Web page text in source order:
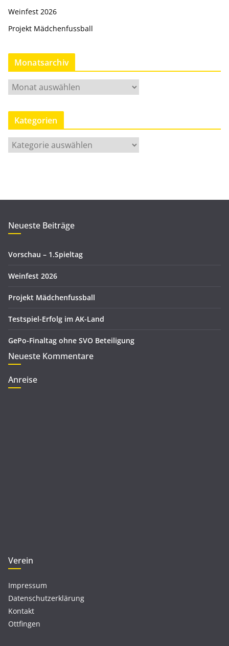
Weinfest 2026
Projekt Mädchenfussball
Monatsarchiv
M
o
n
t
h
v
Kategorien
a
i
n
Neueste Beiträge
Vorschau – 1.Spieltag
Weinfest 2026
Projekt Mädchenfussball
Testspiel-Erfolg im AK-Land
GePo-Finaltag ohne SVO Beteiligung
Neueste Kommentare
Anreise
Verein
Impressum
Datenschutzerklärung
Kontakt
Ottfingen